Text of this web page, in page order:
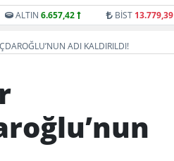
ALTIN 6.657,42 BİST 13.779,39
ADI KALDIRILDI!